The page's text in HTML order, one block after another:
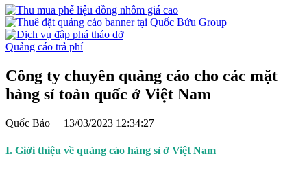
Quảng cáo trả phí
Công ty chuyên quảng cáo cho các mặt
hàng sỉ toàn quốc ở Việt Nam
Quốc Bảo 13/03/2023 12:34:27
I. Giới thiệu về quảng cáo hàng sỉ ở Việt Nam